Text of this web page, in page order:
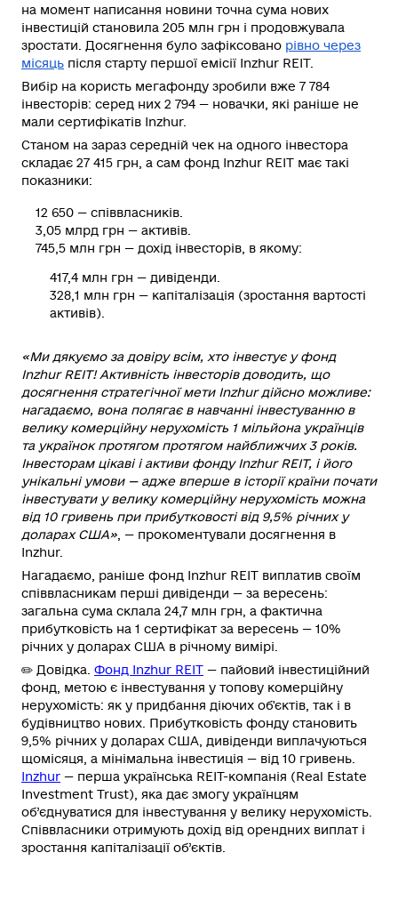
на момент написання новини точна сума нових
інвестицій становила 205 млн грн і продовжувала
зростати. Досягнення було зафіксовано рівно через
місяць після старту першої емісії Inzhur REIT.
Вибір на користь мегафонду зробили вже 7 784
інвесторів: серед них 2 794 — новачки, які раніше не
мали сертифікатів Inzhur.
Станом на зараз середній чек на одного інвестора
складає 27 415 грн, а сам фонд Inzhur REIT має такі
показники:
12 650 — співвласників.
3,05 млрд грн — активів.
745,5 млн грн — дохід інвесторів, в якому:
417,4 млн грн — дивіденди.
328,1 млн грн — капіталізація (зростання вартості
активів).
«Ми дякуємо за довіру всім, хто інвестує у фонд
Inzhur REIT! Активність інвесторів доводить, що
досягнення стратегічної мети Inzhur дійсно можливе:
нагадаємо, вона полягає в навчанні інвестуванню в
велику комерційну нерухомість 1 мільйона українців
та українок протягом протягом найближчих 3 років.
Інвесторам цікаві і активи фонду Inzhur REIT, і його
унікальні умови — адже вперше в історії країни почати
інвестувати у велику комерційну нерухомість можна
від 10 гривень при прибутковості від 9,5% річних у
доларах США» , — прокоментували досягнення в
Inzhur.
Нагадаємо, раніше фонд Inzhur REIT виплатив своїм
співвласникам перші дивіденди — за вересень:
загальна сума склала 24,7 млн грн, а фактична
прибутковість на 1 сертифікат за вересень — 10%
річних у доларах США в річному вимірі.
✏️ Довідка Фонд Inzhur REIT — пайовий інвестиційний
фонд, метою є інвестування у топову комерційну
нерухомість: як у придбання діючих об'єктів, так і в
будівництво нових. Прибутковість фонду становить
9,5% річних у доларах США, дивіденди виплачуються
щомісяця, а мінімальна інвестиція — від 10 гривень.
Inzhur — перша українська RЕІТ-компанія (Real Estate
Investment Trust), яка дає змогу українцям
об’єднуватися для інвестування у велику нерухомість.
Співвласники отримують дохід від орендних виплат і
зростання капіталізації об’єктів.